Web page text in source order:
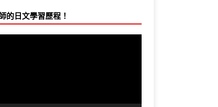
的日文學習歷程！